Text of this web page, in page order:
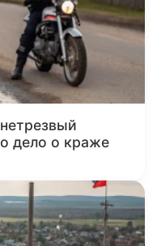
дело о краже